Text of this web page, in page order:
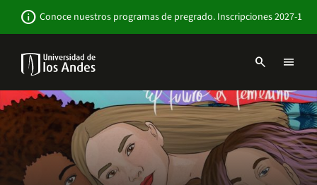
contenido
info Conoce nuestros programas de pregrado. Inscripciones 2027-1
Navbar
-
Sitio
Institucional
search menu